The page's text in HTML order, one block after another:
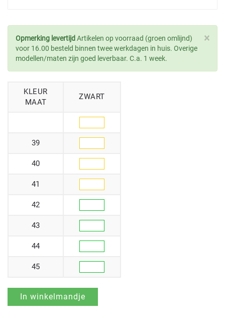
×
Opmerking levertijdArtikelen op voorraad (groen omlijnd)
voor 16.00 besteld binnen twee werkdagen in huis. Overige
modellen/maten zijn goed leverbaar. C.a. 1 week.
KLEUR
MAAT
ZWART
39
40
41
42
43
44
45